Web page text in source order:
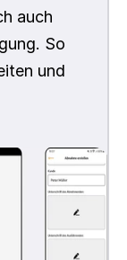
auch
So
und